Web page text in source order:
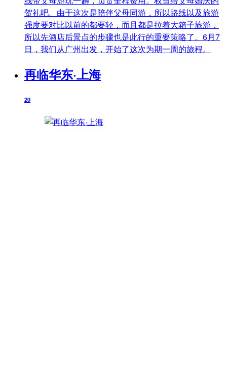
贺礼吧。由于这次是陪伴父母同游，所以路线以及旅游
强度要对比以前的都要轻，而且都是拉着大箱子旅游，
所以先酒店后景点的步骤也是此行的重要策略了。6月7
日，我们从广州出发，开始了这次为期一周的旅程。
再临华东·上海
20